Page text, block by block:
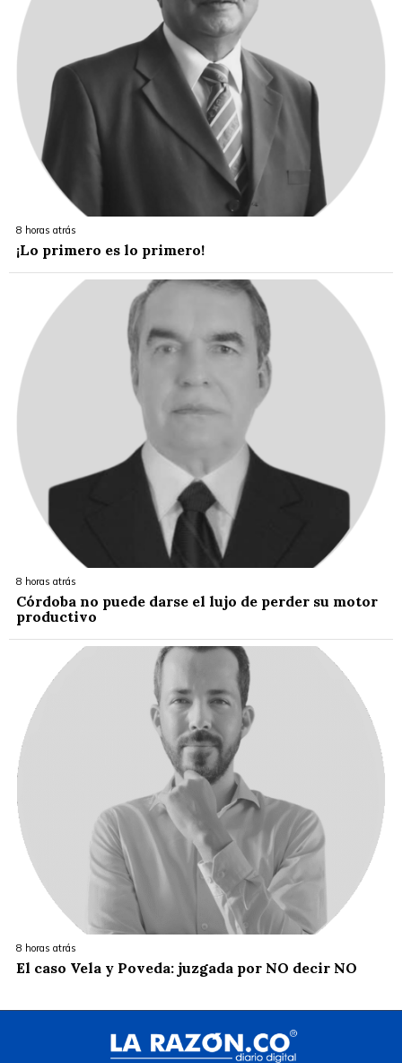
8 horas atrás
¡Lo primero es lo primero!
8 horas atrás
Córdoba no puede darse el lujo de perder su motor
productivo
8 horas atrás
El caso Vela y Poveda: juzgada por NO decir NO